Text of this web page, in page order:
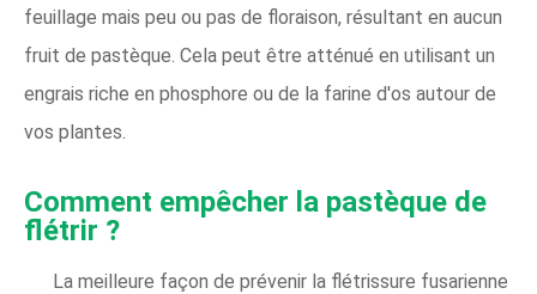
feuillage mais peu ou pas de floraison, résultant en aucun
fruit de pastèque. Cela peut être atténué en utilisant un
engrais riche en phosphore ou de la farine d'os autour de
vos plantes.
Comment empêcher la pastèque de
flétrir ?
La meilleure façon de prévenir la flétrissure fusarienne